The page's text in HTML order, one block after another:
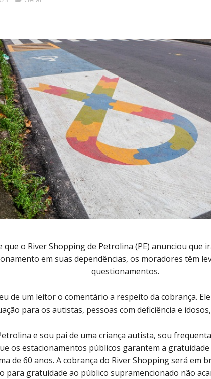
que o River Shopping de Petrolina (PE) anunciou que
em suas dependências, os moradores têm
questionamentos.
de um leitor o comentário a respeito da cobrança.
para os autistas, pessoas com deficiência e
e sou pai de uma criança autista, sou
os estacionamentos públicos garantem a gratuidade
de 60 anos. A cobrança do River Shopping será em
para gratuidade ao público supramencionado não